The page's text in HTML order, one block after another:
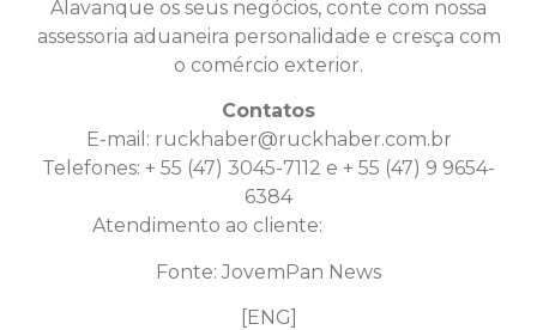
Alavanque os seus negócios, conte com nossa
assessoria aduaneira personalidade e cresça com
o comércio exterior.
Contatos
E-mail: ruckhaber@ruckhaber.com.br
Telefones: + 55 (47) 3045-7112 e + 55 (47) 9 9654-
6384
Atendimento ao cliente:
Fonte: JovemPan News
[ENG]